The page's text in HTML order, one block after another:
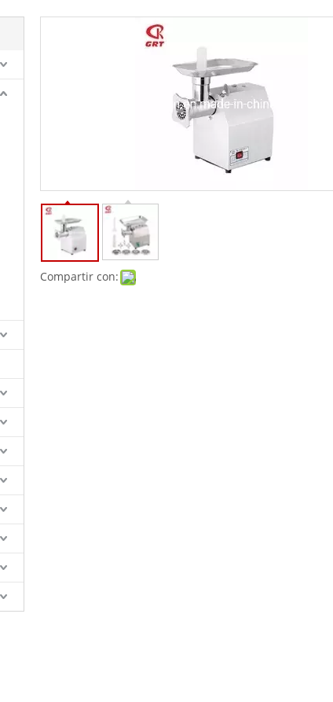
Equipos de
Servicio de
Compartir con: